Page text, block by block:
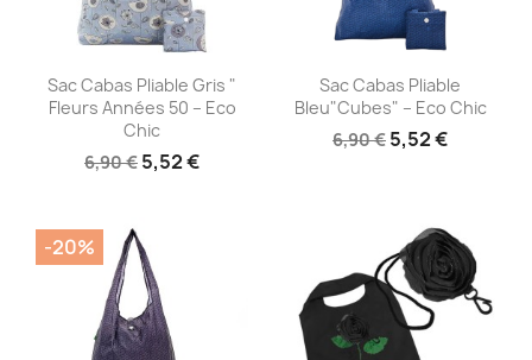
Aperçu rapide
Sac Cabas Pliable Gris "
Fleurs Années 50 – Eco
Chic
6,90 € 5,52 €
Aperçu rapide
Sac Cabas Pliable
Bleu"Cubes" – Eco Chic
6,90 € 5,52 €
-20%